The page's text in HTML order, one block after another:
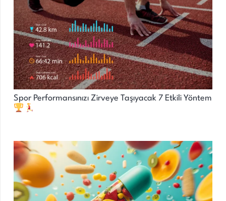
Spor Performansınızı Zirveye Taşıyacak 7 Etkili Yöntem